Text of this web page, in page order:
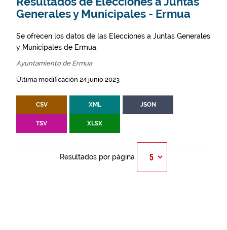
Generales y Municipales - Ermua
Se ofrecen los datos de las Elecciones a Juntas Generales
y Municipales de Ermua.
Ayuntamiento de Ermua
Última modificación 24 junio 2023
CSV XML JSON
TSV XLSX
Resultados por página